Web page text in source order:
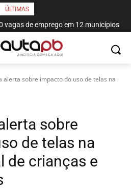
ÚLTIMAS
vagas de emprego em 12 municípios
alerta sobre impacto do uso de telas na
sobre
de telas na
de crianças e